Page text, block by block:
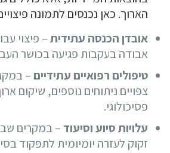
הארוך. כאן נכנסים לתמונה
אובדן הכנסה עתידית– פיצוי
אבודה בעקבות פגיעה בכושר
טיפולים רפואיים עתידיים –
צפויים ניתוחים נוספים, שיקום
פסיכולוגי.
עלויות סיוע וסיעוד – במקרים
זקוק לעזרה יומיומית לתפקוד